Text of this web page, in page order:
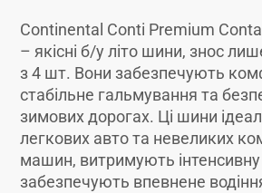
Continental Conti Premium
– якісні б/у літо шини, знос
з 4 шт. Вони забезпечують
стабільне гальмування та
зимових дорогах. Ці шини
легкових авто та невеликих
машин, витримують інтенсивну
забезпечують впевнене